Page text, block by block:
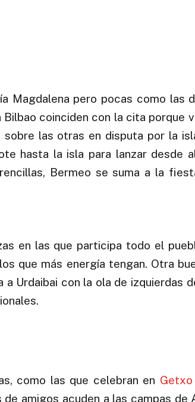
Magdalena pero pocas como las
coinciden con la cita porque
las otras en disputa por la
hasta la isla para lanzar desde
Bermeo se suma a la
en las que participa todo el
que más energía tengan. Otra
Urdaibai con la ola de izquierdas
como las que celebran en Getxo
amigos acuden a las campas de